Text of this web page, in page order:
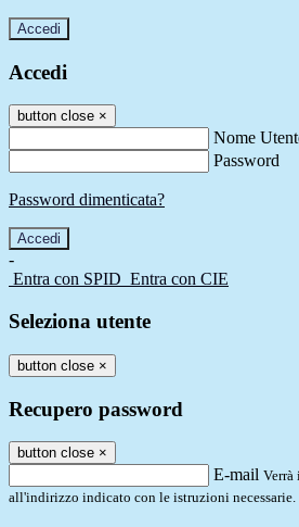
Accedi
Accedi
button close ×
Nome
Password
Password dimenticata?
-
Entra con SPID Entra con CIE
Seleziona utente
button close ×
Recupero password
button close ×
E-mail Verrà
all'indirizzo indicato con le istruzioni necessarie.